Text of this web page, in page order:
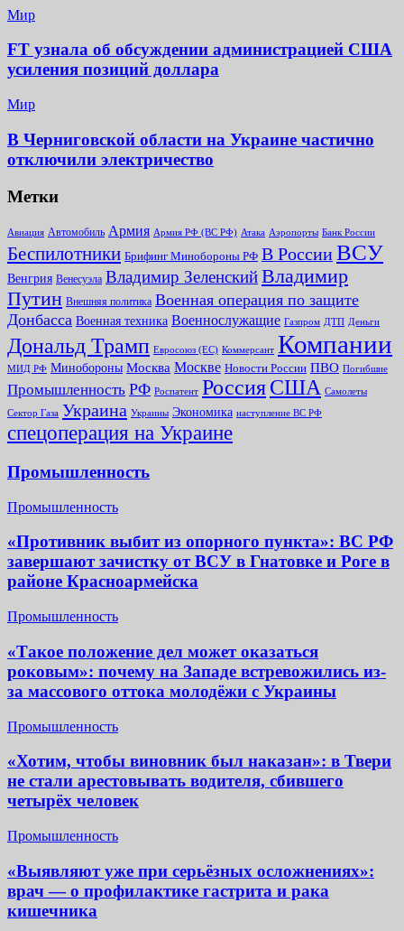
Мир
FT узнала об обсуждении администрацией США
усиления позиций доллара
Мир
В Черниговской области на Украине частично
отключили электричество
Метки
Авиация Автомобиль Армия Армия РФ (ВС РФ) Атака Аэропорты Банк России
Беспилотники Брифинг Минобороны РФ В России ВСУ
Венгрия Венесуэла Владимир ЗеленскийВладимир
Путин Внешняя политика Военная операция по защите
Донбасса Военная техника Военнослужащие Газпром ДТП Деньги
Дональд Трамп Евросоюз (ЕС) Коммерсант Компании
МИД РФ Минобороны Москва Москве Новости России ПВО Погибшие
Промышленность РФ Роспатент РоссияСША Самолеты
Сектор Газа Украина Украины Экономика наступление ВС РФ
спецоперация на Украине
Промышленность
Промышленность
«Противник выбит из опорного пункта»: ВС РФ
завершают зачистку от ВСУ в Гнатовке и Роге в
районе Красноармейска
Промышленность
«Такое положение дел может оказаться
роковым»: почему на Западе встревожились из-
за массового оттока молодёжи с Украины
Промышленность
«Хотим, чтобы виновник был наказан»: в Твери
не стали арестовывать водителя, сбившего
четырёх человек
Промышленность
«Выявляют уже при серьёзных осложнениях»:
врач — о профилактике гастрита и рака
кишечника